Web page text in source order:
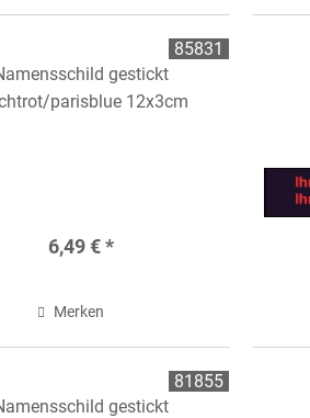
gestickt
parisblue 12x3cm
6,49 € *
Merken
85831
gestickt
81855